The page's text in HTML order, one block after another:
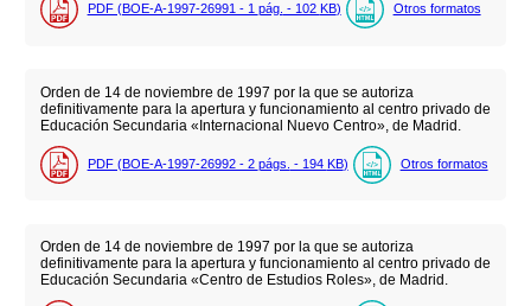
PDF (BOE-A-1997-26991 - 1 pág. - 102 KB) Otros formatos
Orden de 14 de noviembre de 1997 por la que se autoriza
definitivamente para la apertura y funcionamiento al centro privado de
Educación Secundaria «Internacional Nuevo Centro», de Madrid.
PDF (BOE-A-1997-26992 - 2 págs. - 194 KB) Otros formatos
Orden de 14 de noviembre de 1997 por la que se autoriza
definitivamente para la apertura y funcionamiento al centro privado de
Educación Secundaria «Centro de Estudios Roles», de Madrid.